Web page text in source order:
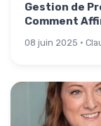
Gestion de
Comment
08 juin 2025 ·